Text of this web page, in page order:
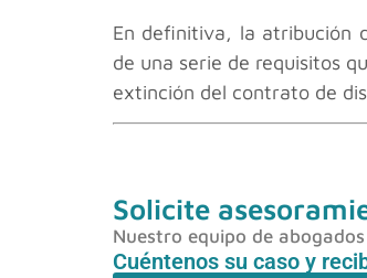
En definitiva, la atribución
de una serie de requisitos
extinción del contrato de
Solicite
Nuestro equipo de
Cuéntenos su caso y